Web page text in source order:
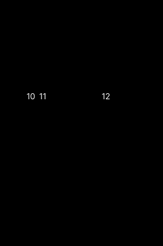
10 11 12